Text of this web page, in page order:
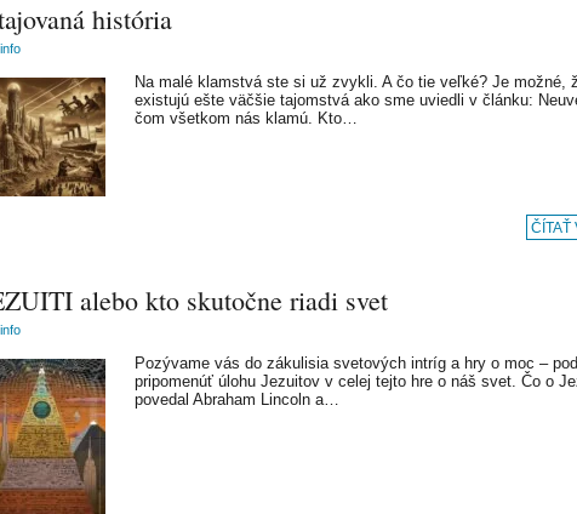
história
info
Na malé klamstvá ste si už zvykli. A čo tie veľké? Je možné,
existujú ešte väčšie tajomstvá ako sme uviedli v článku:
čom všetkom nás klamú. Kto…
ČÍTAŤ
alebo kto skutočne riadi svet
info
Pozývame vás do zákulisia svetových intríg a hry o moc –
pripomenúť úlohu Jezuitov v celej tejto hre o náš svet. Čo o
povedal Abraham Lincoln a…